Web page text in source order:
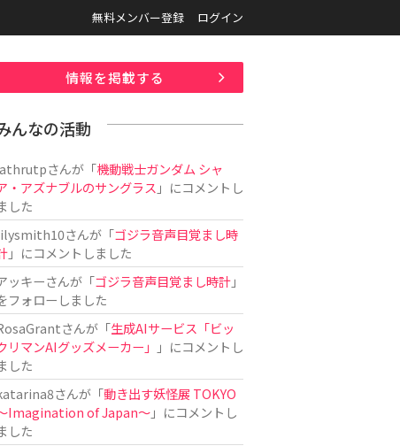
無料メンバー登録 ログイン
情報を掲載する
んなの活動
さんが「機動戦士ガンダム シャ
・アズナブルのサングラス 」にコメントし
した
さんが「ゴジラ音声目覚まし時
」にコメントしました
ッキーさんが「ゴジラ音声目覚まし時計」
フォローしました
さんが「生成AIサービス「ビッ
リマンAIグッズメーカー」
」にコメントし
した
さんが「動き出す妖怪展 TOKYO
Imagination of Japan〜」にコメントし
した